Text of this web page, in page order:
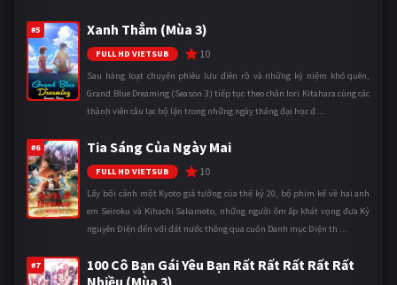
#5 Xanh Thẳm (Mùa 3)
FULL HD VIETSUB 10
Sau hàng loạt chuyến phiêu lưu điên rồ và những kỷ niệm khó quên,
Grand Blue Dreaming (Season 3) tiếp tục theo chân Iori Kitahara cùng các
thành viên câu lạc bộ lặn trong những ngày tháng đại học đ ...
#6 Tia Sáng Của Ngày Mai
FULL HD VIETSUB 10
Lấy bối cảnh một Kyoto giả tưởng của thế kỷ 20, bộ phim kể về hai anh
em Seiroku và Kihachi Sakamoto, những người ôm ấp khát vọng đưa Kỷ
nguyên Điện đến với đất nước thông qua cuốn Danh mục Điện th ...
#7
100 Cô Bạn Gái Yêu Bạn Rất Rất Rất Rất Rất
Nhiều (Mùa 3)